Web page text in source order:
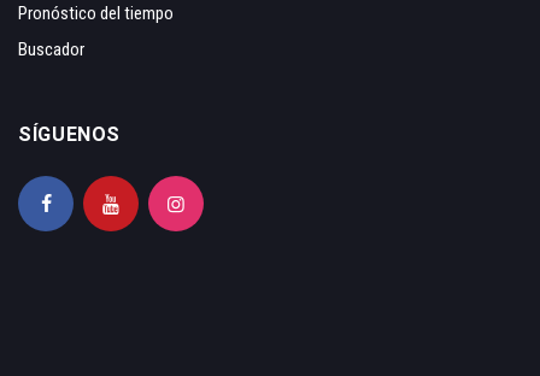
Pronóstico del tiempo
Buscador
SÍGUENOS